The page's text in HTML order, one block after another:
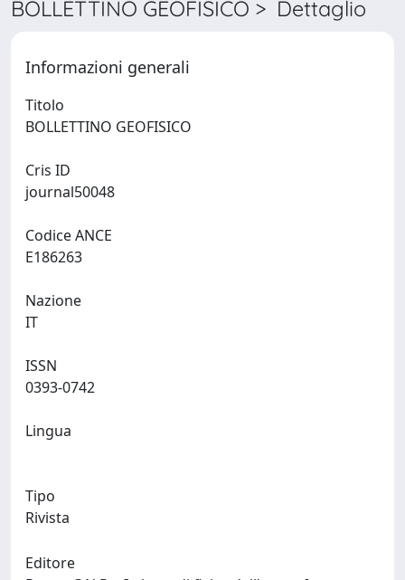
BOLLETTINO GEOFISICO > Dettaglio
Informazioni generali
Titolo
Cris ID
Codice ANCE
Nazione
ISSN
Lingua
Tipo
Rivista
Editore